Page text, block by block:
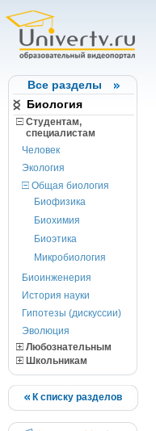
Все разделы
Биология
Студентам,
cпециалистам
Человек
Экология
Общая биология
Биофизика
Биохимия
Биоэтика
Микробиология
Биоинженерия
История науки
Гипотезы (дискуссии)
Эволюция
Любознательным
Школьникам
К списку разделов